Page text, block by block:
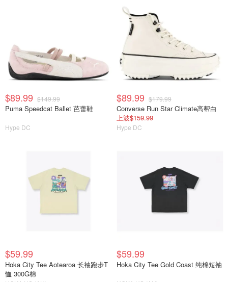
$89.99 $149.99
Puma Speedcat Ballet 芭蕾鞋
Hype DC
$89.99 $179.99
Converse Run Star Climate高帮白
上波$159.99
Hype DC
$59.99
Hoka City Tee Aotearoa 长袖跑步T
恤 300G棉
$59.99
Hoka City Tee Gold Coast 纯棉短袖